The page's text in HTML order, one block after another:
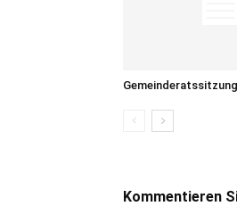
Gemeinderatssitzung
Kommentieren